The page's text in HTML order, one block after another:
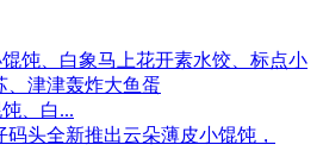
、白...
头全新推出云朵薄皮小馄饨，